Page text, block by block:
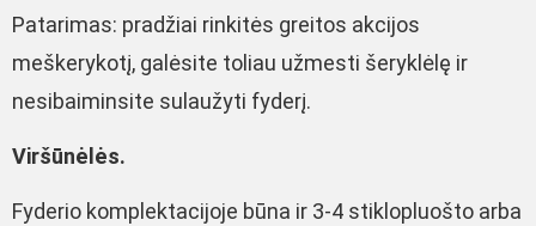
Patarimas: pradžiai rinkitės greitos akcijos
meškerykotį, galėsite toliau užmesti šeryklėlę ir
nesibaiminsite sulaužyti fyderį.
Viršūnėlės.
Fyderio komplektacijoje būna ir 3-4 stiklopluošto arba